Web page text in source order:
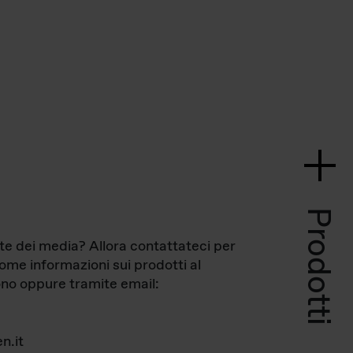
Prodotti
dei media? Allora contattateci per
informazioni sui prodotti al
oppure tramite email: